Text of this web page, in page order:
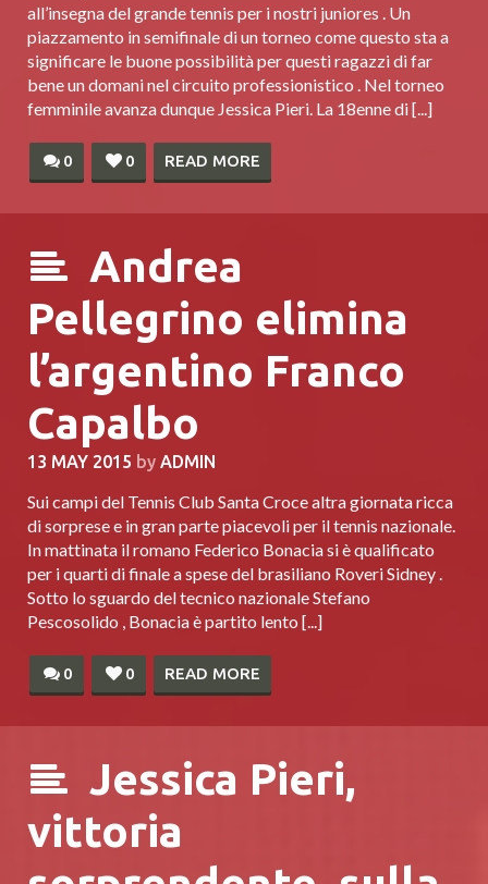
all’insegna del grande tennis per i nostri juniores . Un
piazzamento in semifinale di un torneo come questo sta a
significare le buone possibilità per questi ragazzi di far
bene un domani nel circuito professionistico . Nel torneo
femminile avanza dunque Jessica Pieri. La 18enne di [...]
0 0 READ MORE
Andrea
Pellegrino elimina
l’argentino Franco
Capalbo
13 MAY 2015 by ADMIN
Sui campi del Tennis Club Santa Croce altra giornata ricca
di sorprese e in gran parte piacevoli per il tennis nazionale.
In mattinata il romano Federico Bonacia si è qualificato
per i quarti di finale a spese del brasiliano Roveri Sidney .
Sotto lo sguardo del tecnico nazionale Stefano
Pescosolido , Bonacia è partito lento [...]
0 0 READ MORE
Jessica Pieri,
vittoria